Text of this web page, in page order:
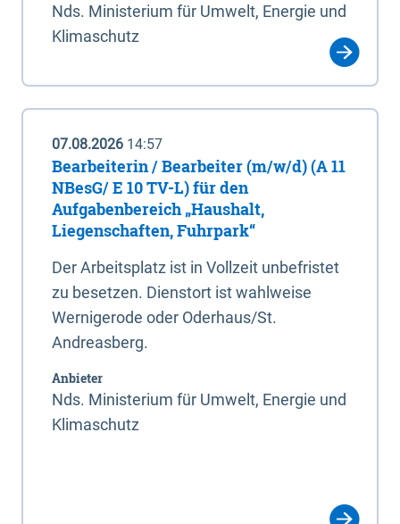
Nds. Ministerium für Umwelt, Energie und
Klimaschutz
07.08.2026 14:57
Bearbeiterin / Bearbeiter (m/w/d) (A 11
NBesG/ E 10 TV-L) für den
Aufgabenbereich „Haushalt,
Liegenschaften, Fuhrpark“
Der Arbeitsplatz ist in Vollzeit unbefristet
zu besetzen. Dienstort ist wahlweise
Wernigerode oder Oderhaus/St.
Andreasberg.
Anbieter
Nds. Ministerium für Umwelt, Energie und
Klimaschutz